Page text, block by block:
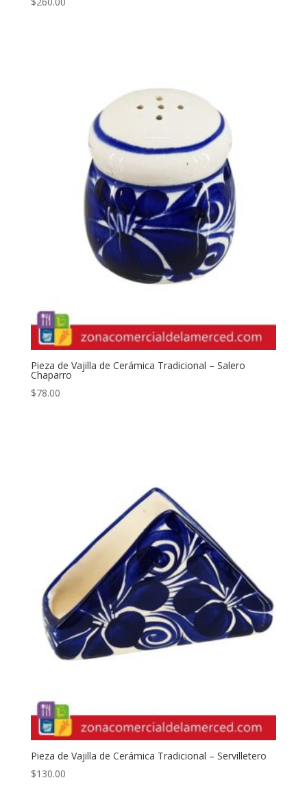
Pieza de Vajilla de Cerámica Tradicional – Salero
Chaparro
$78.00
Pieza de Vajilla de Cerámica Tradicional – Servilletero
$130.00